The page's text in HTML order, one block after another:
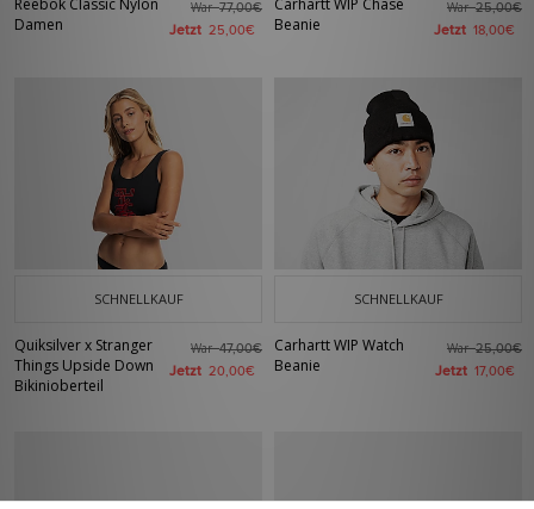
Reebok Classic Nylon
Damen
War77,00€
Jetzt 25,00€
Carhartt WIP Chase
Beanie
War25,00€
Jetzt 18,00€
SCHNELLKAUF
Quiksilver x Stranger
Things Upside Down
Bikinioberteil
War47,00€
Jetzt 20,00€
SCHNELLKAUF
Carhartt WIP Watch
Beanie
War25,00€
Jetzt 17,00€